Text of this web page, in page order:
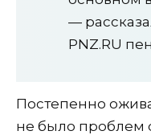
—
PNZ.RU
Постепенно
не было проблем